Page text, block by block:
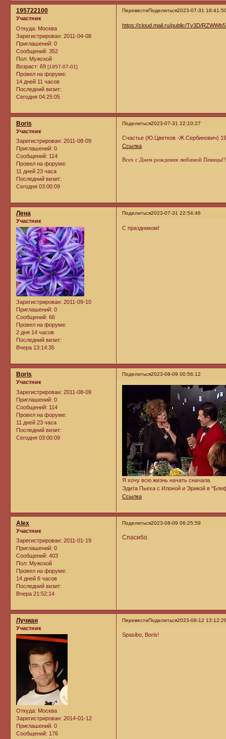
ПеревестиПоделиться2023-07-31
195722100
Участник
Откуда: Москва
Зарегистрирован: 2011-04-08
Приглашений: 0
Сообщений: 352
Пол: Мужской
Возраст: 69 [1957-07-01]
Провел на форуме:
14 дней 11 часов
Последний визит:
Сегодня 04:25:05
https://cloud.mail.ru/public/Tv3D/
Поделиться2023-07-31 22:10:27
Boris
Участник
Зарегистрирован: 2011-08-09
Приглашений: 0
Сообщений: 114
Провел на форуме:
11 дней 23 часа
Последний визит:
Сегодня 03:00:09
Счастье (Ю.Цветков -Ж.Сербинович)
Ссылка
Всех с Днем рождения любимой Певицы!!
Поделиться2023-07-31 22:54:46
Лена
Участник
Зарегистрирован: 2011-09-10
Приглашений: 0
Сообщений: 66
Провел на форуме:
2 дня 14 часов
Последний визит:
Вчера 13:14:35
С праздником!
Поделиться2023-08-09 00:56:12
Boris
Участник
Зарегистрирован: 2011-08-09
Приглашений: 0
Сообщений: 114
Провел на форуме:
11 дней 23 часа
Последний визит:
Сегодня 03:00:09
Я хочу всю жизнь начать сначала.
Эдита Пьеха с Илоной и Эрикой в
Ссылка
Поделиться2023-08-09 06:25:59
Alex
Участник
Зарегистрирован: 2011-01-19
Приглашений: 0
Сообщений: 403
Пол: Мужской
Провел на форуме:
14 дней 6 часов
Последний визит:
Вчера 21:52:14
Спасибо.
ПеревестиПоделиться2023-08-12
Лучиан
Участник
Откуда: Москва
Зарегистрирован: 2014-01-12
Приглашений: 0
Сообщений: 176
Spasibo, Boris!